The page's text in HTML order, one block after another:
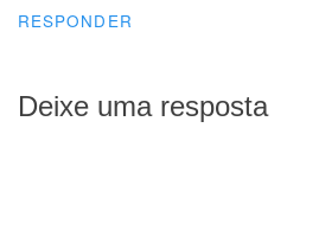
RESPONDER
Deixe uma resposta